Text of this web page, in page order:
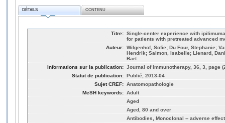
DÉTAILS CONTENU
Titre: Single-center experience with
for patients with pretreated advanced
Auteur: Wilgenhof, Sofie; Du Four, Stephanie;
Hendrik; Salmon, Isabelle; Lienard,
Bart
Informations sur la publication: Journal of immunotherapy, 36, 3, page
Statut de publication: Publié, 2013-04
Sujet CREF: Anatomopathologie
MeSH keywords: Adult
Aged
Aged, 80 and over
Antibodies, Monoclonal -- adverse